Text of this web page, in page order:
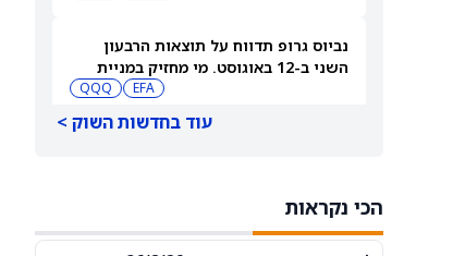
נביוס גרופ תדווח על תוצאות הרבעון
השני ב-12 באוגוסט. מי מחזיק במניית
EFA
QQQ
ארצ'ר אבייישן תדווח על תוצאות הרבעון
עוד בחדשות השוק >
הכי נקראות